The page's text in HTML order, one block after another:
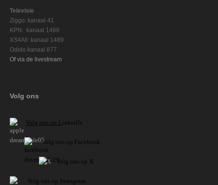
Televisie
Ziggo: kanaal 41
KPN: kanaal 1489
XS4All: kanaal 1489
Odido kanaal 877
Of via de livestream
Volg ons
Volg ons op L inkedIn
Volg ons op Facebook
Volg ons op X
Volg ons op Instagram